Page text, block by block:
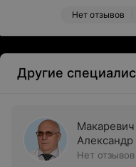
Нет отзывов
Другие
Макаревич
Нет отзывов